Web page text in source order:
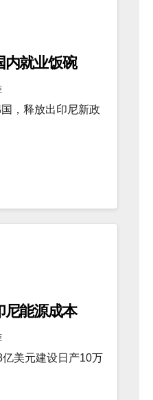
内就业饭碗
，释放出印尼新政
尼能源成本
美元建设日产10万